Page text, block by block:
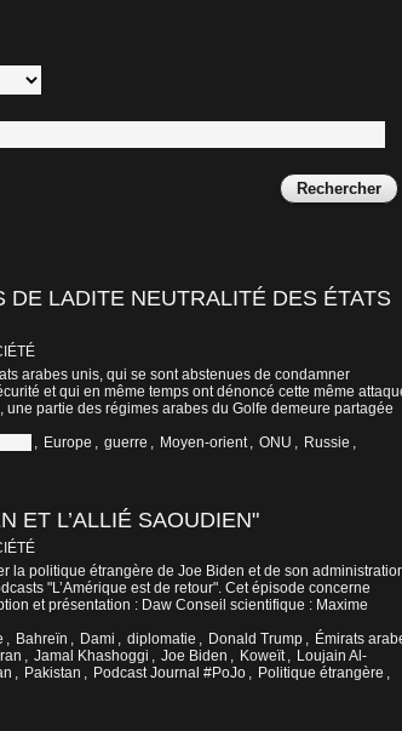
LADITE NEUTRALITÉ DES ÉTATS
arabes unis, qui se sont abstenues de condamner
et qui en même temps ont dénoncé cette même
une partie des régimes arabes du Golfe demeure partagée
, Europe , guerre , Moyen-orient , ONU , Russie ,
ET L’ALLIÉ SAOUDIEN"
la politique étrangère de Joe Biden et de son
"L’Amérique est de retour". Cet épisode concerne
et présentation : Daw Conseil scientifique : Maxime
, Bahreïn , Dami , diplomatie , Donald Trump , Émirats
Iran , Jamal Khashoggi , Joe Biden , Koweït , Loujain Al-
, Pakistan , Podcast Journal #PoJo , Politique étrangère ,